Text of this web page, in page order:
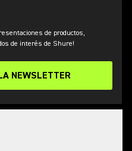
de productos,
de interés de Shure!
NEWSLETTER